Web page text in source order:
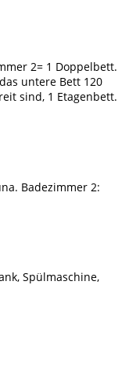
2= 1 Doppelbett.
untere Bett 120
sind, 1 Etagenbett.
Badezimmer 2:
Spülmaschine,